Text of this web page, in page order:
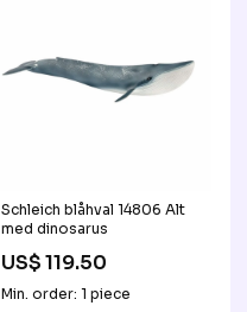
Schleich blåhval 14806 Alt
med dinosarus
US$ 119.50
Min. order: 1 piece